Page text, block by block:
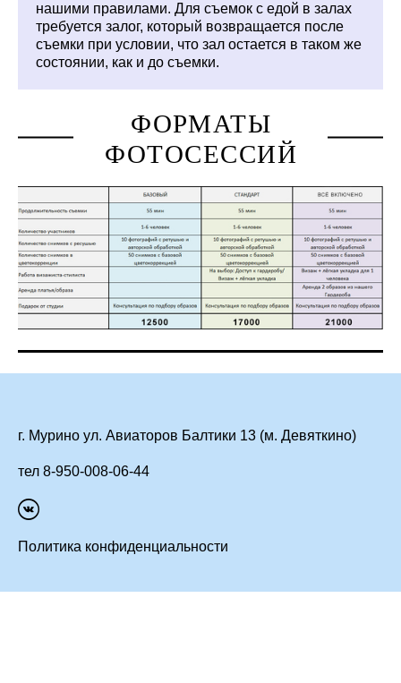
нашими правилами. Для съемок с едой в залах
требуется залог, который возвращается после
съемки при условии, что зал остается в таком же
состоянии, как и до съемки.
ФОРМАТЫ
ФОТОСЕССИЙ
г. Мурино ул. Авиаторов Балтики 13 (м. Девяткино)
тел 8-950-008-06-44
Политика конфиденциальности